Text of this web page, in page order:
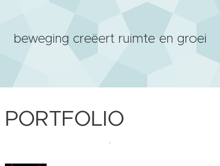
beweging creëert ruimte en groei
PORTFOLIO
.